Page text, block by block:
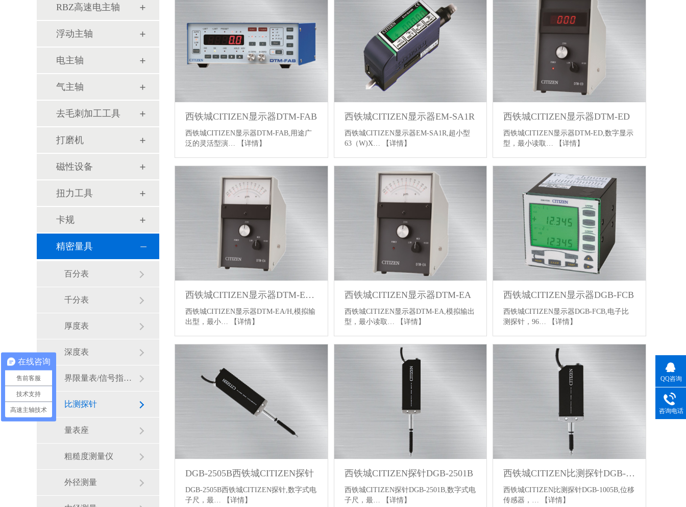
RBZ高速电主轴
浮动主轴
电主轴
气主轴
去毛刺加工工具
打磨机
磁性设备
扭力工具
卡规
精密量具
百分表
千分表
厚度表
深度表
界限量表/信号指示量表
比测探针
量表座
粗糙度测量仪
外径测量
西铁城CITIZEN显示器DTM-FAB
西铁城CITIZEN显示器DTM-FAB,用途广
泛的灵活型演…
【详情】
西铁城CITIZEN显示器EM-SA1R
西铁城CITIZEN显示器EM-SA1R,超小型
63（W)X…
【详情】
西铁城CITIZEN显示器DTM-ED
西铁城CITIZEN显示器DTM-ED,数字显示
型，最小读取…
【详情】
西铁城CITIZEN显示器DTM-EA/H
西铁城CITIZEN显示器DTM-EA/H,模拟输
出型，最小…
【详情】
西铁城CITIZEN显示器DTM-EA
西铁城CITIZEN显示器DTM-EA,模拟输出
型，最小读取…
【详情】
西铁城CITIZEN显示器DGB-FCB
西铁城CITIZEN显示器DGB-FCB,电子比
测探针，96…
【详情】
DGB-2505B西铁城CITIZEN探针
DGB-2505B西铁城CITIZEN探针,数字式电
子尺，最…
【详情】
西铁城CITIZEN探针DGB-2501B
西铁城CITIZEN探针DGB-2501B,数字式电
子尺，最…
【详情】
西铁城CITIZEN比测探针DGB-1005B
西铁城CITIZEN比测探针DGB-1005B,位移
传感器，…
【详情】
QQ咨询
咨询电话
在线咨询
售前客服
技术支持
高速主轴技术